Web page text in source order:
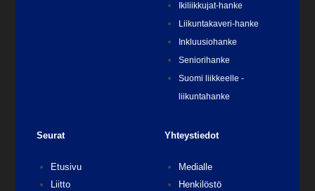
Ikiliikkujat-hanke
Liikuntakaveri-hanke
Inkluusiohanke
Seniorihanke
Suomi liikkeelle -
liikuntahanke
Seurat
Etusivu
Liitto
Yhteystiedot
Medialle
Henkilöstö